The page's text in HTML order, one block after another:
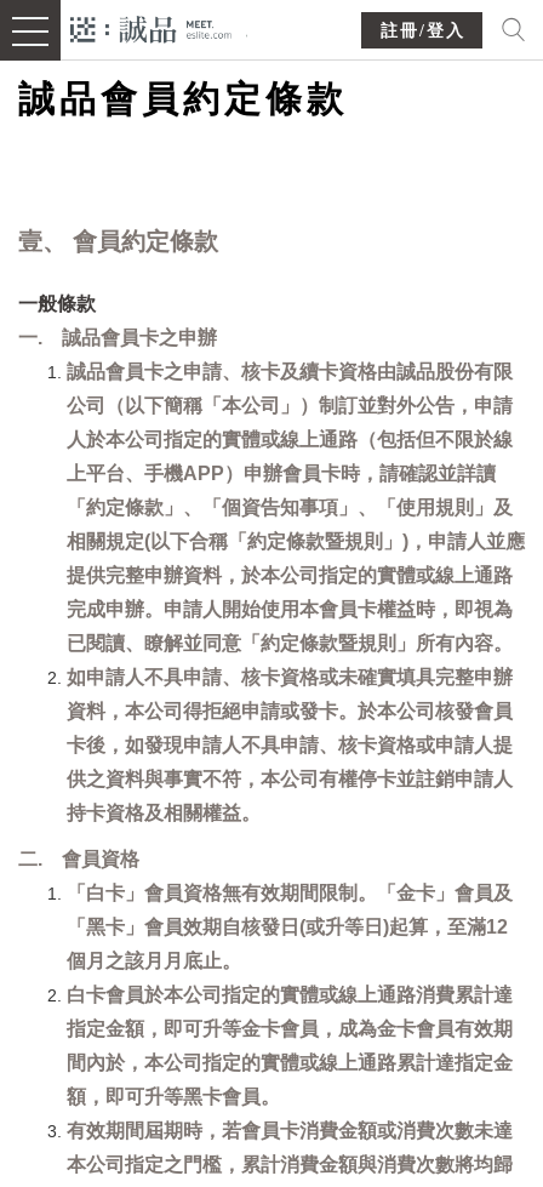
註冊/登入
誠品會員約定條款
壹、 會員約定條款
一般條款
一. 誠品會員卡之申辦
誠品會員卡之申請、核卡及續卡資格由誠品股份有限
公司（以下簡稱「本公司」）制訂並對外公告，申請
人於本公司指定的實體或線上通路（包括但不限於線
上平台、手機APP）申辦會員卡時，請確認並詳讀
「約定條款」、「個資告知事項」、「使用規則」及
相關規定(以下合稱「約定條款暨規則」)，申請人並應
提供完整申辦資料，於本公司指定的實體或線上通路
完成申辦。申請人開始使用本會員卡權益時，即視為
已閱讀、瞭解並同意「約定條款暨規則」所有內容。
如申請人不具申請、核卡資格或未確實填具完整申辦
資料，本公司得拒絕申請或發卡。於本公司核發會員
卡後，如發現申請人不具申請、核卡資格或申請人提
供之資料與事實不符，本公司有權停卡並註銷申請人
持卡資格及相關權益。
二. 會員資格
「白卡」會員資格無有效期間限制。「金卡」會員及
「黑卡」會員效期自核發日(或升等日)起算，至滿12
個月之該月月底止。
白卡會員於本公司指定的實體或線上通路消費累計達
指定金額，即可升等金卡會員，成為金卡會員有效期
間內於，本公司指定的實體或線上通路累計達指定金
額，即可升等黑卡會員。
有效期間屆期時，若會員卡消費金額或消費次數未達
本公司指定之門檻，累計消費金額與消費次數將均歸